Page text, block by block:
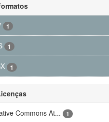
1
1
1
Commons At...
1